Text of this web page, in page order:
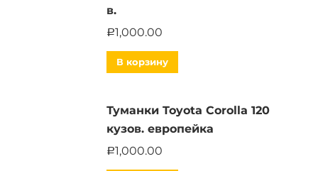
в.
Р1,000.00
В корзину
Туманки Toyota Corolla 120
кузов. европейка
Р1,000.00